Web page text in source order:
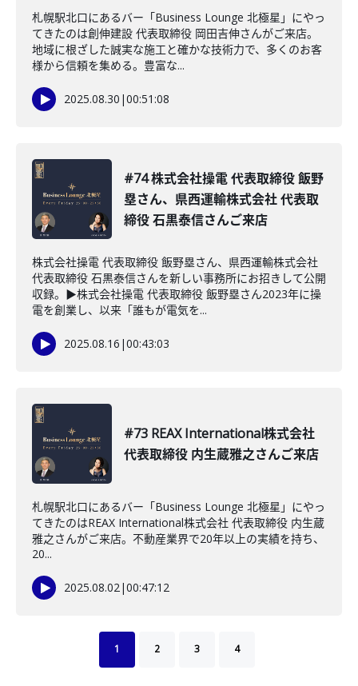
札幌駅北口にあるバー「Business Lounge 北極星」にやっ
てきたのは創伸建設 代表取締役 岡田吉伸さんがご来店。
地域に根ざした誠実な施工と確かな技術力で、多くのお客
様から信頼を集める。豊富な...
2025.08.30 |00:51:08
#74 株式会社操電 代表取締役 飯野
塁さん、県西運輸株式会社 代表取
締役 石黒泰信さんご来店
株式会社操電 代表取締役 飯野塁さん、県西運輸株式会社
代表取締役 石黒泰信さんを新しい事務所にお招きして公開
収録。▶︎株式会社操電 代表取締役 飯野塁さん2023年に操
電を創業し、以来「誰もが電気を...
2025.08.16 |00:43:03
#73 REAX International株式会社
代表取締役 内生蔵雅之さんご来店
札幌駅北口にあるバー「Business Lounge 北極星」にやっ
てきたのはREAX International株式会社 代表取締役 内生蔵
雅之さんがご来店。不動産業界で20年以上の実績を持ち、
20...
2025.08.02|00:47:12
1 2 3 4